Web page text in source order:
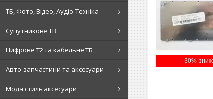
ТБ, Фото, Відео, Аудіо-Техніка
Супутникове ТВ
Цифрове Т2 та кабельне ТБ
Авто-запчастини та аксесуари
Мода стиль аксесуари
–30%